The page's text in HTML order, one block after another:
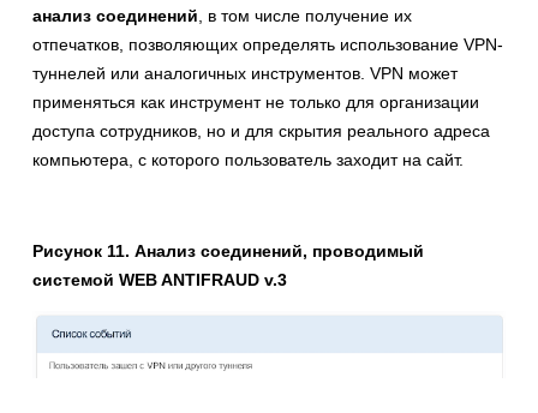
анализ соединений , в том числе получение их
отпечатков, позволяющих определять использование VPN-
туннелей или аналогичных инструментов. VPN может
применяться как инструмент не только для организации
доступа сотрудников, но и для скрытия реального адреса
компьютера, с которого пользователь заходит на сайт.
Рисунок 11. Анализ соединений, проводимый
системой WEB ANTIFRAUD v.3